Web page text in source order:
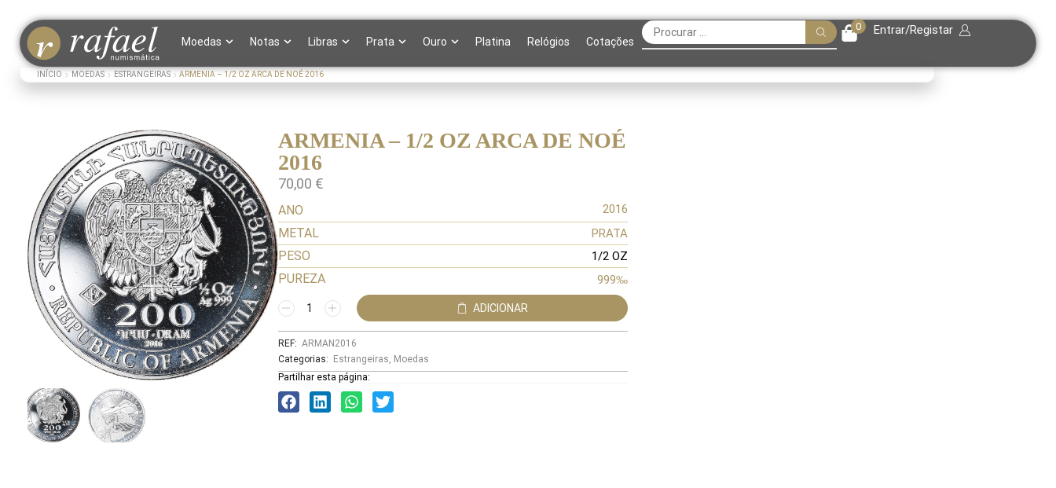
Moedas Notas Libras Prata Ouro Platina Relógios Cotações
0 Entrar/Registar
INÍCIO MOEDAS ESTRANGEIRAS ARMENIA – 1/2 OZ ARCA DE NOÉ 2016
ARMENIA – 1/2 OZ ARCA DE NOÉ
2016
70,00 €
ANO 2016
METAL PRATA
PESO 1/2 OZ
PUREZA 999‰
ADICIONAR
REF: ARMAN2016
Categorias:
Estrangeiras, Moedas
Partilhar esta página: